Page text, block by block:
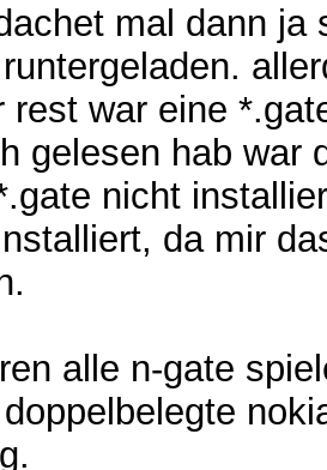
mal dann
rest war eine
gelesen hab war
nicht
da mir
alle n-gate